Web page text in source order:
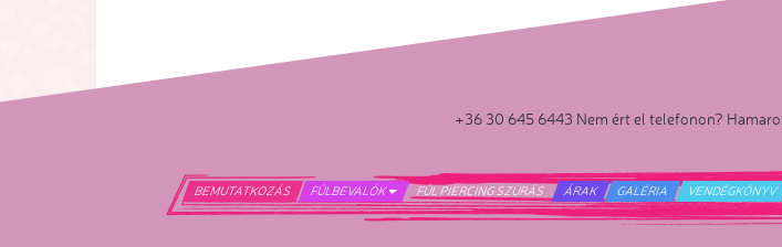
+36 30 645 6443 Nem ért el telefonon?
BEMUTATKOZÁS FÜLBEVALÓK FÜL PIERCING SZÚRÁS ÁRAK GALÉRIA VENDÉGKÖNYV